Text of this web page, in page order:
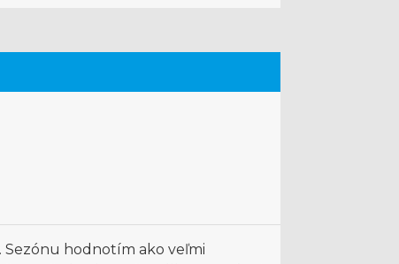
Sezónu hodnotím ako veľmi